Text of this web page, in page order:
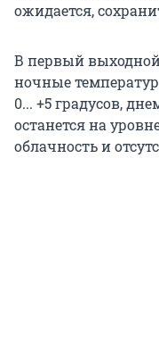
ожидается,
В первый выходной
ночные
0... +5 градусов,
останется на
облачность и